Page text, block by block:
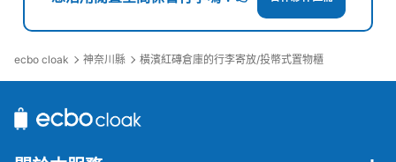
ー。入口から入って1番奥の右側にあります。
ecbo cloak 神奈川縣 橫濱紅磚倉庫的行李寄放/投幣式置物櫃